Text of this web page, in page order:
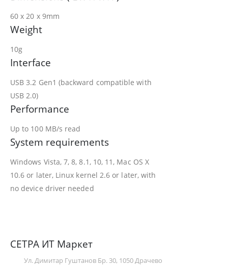
60 x 20 x 9mm
Weight
10g
Interface
USB 3.2 Gen1 (backward compatible with
USB 2.0)
Performance
Up to 100 MB/s read
System requirements
Windows Vista, 7, 8, 8.1, 10, 11, Mac OS X
10.6 or later, Linux kernel 2.6 or later, with
no device driver needed
СЕТРА ИТ Маркет
Ул. Димитар Гуштанов Бр. 30, 1050 Драчево